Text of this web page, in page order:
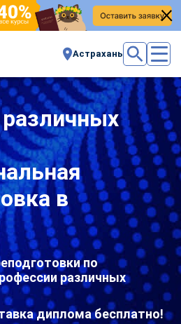
Астрахань
в
по
различных
диплома бесплатно!